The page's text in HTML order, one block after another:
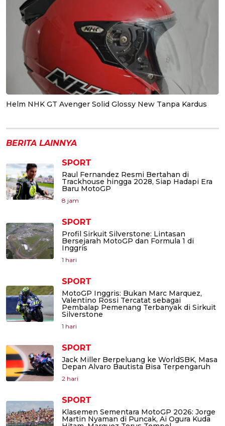
Helm NHK GT Avenger Solid Glossy New Tanpa Kardus
BERITA LAINNYA
SPORT
Raul Fernandez Resmi Bertahan di
Trackhouse hingga 2028, Siap Hadapi Era
Baru MotoGP
8 jam
SPORT
Profil Sirkuit Silverstone: Lintasan
Bersejarah MotoGP dan Formula 1 di
Inggris
1 hari
SPORT
MotoGP Inggris: Bukan Marc Marquez,
Valentino Rossi Tercatat sebagai
Pembalap Pemenang Terbanyak di Sirkuit
Silverstone
1 hari
SPORT
Jack Miller Berpeluang ke WorldSBK, Masa
Depan Alvaro Bautista Bisa Terpengaruh
2 hari
SPORT
Klasemen Sementara MotoGP 2026: Jorge
Martin Nyaman di Puncak, Ai Ogura Kuda